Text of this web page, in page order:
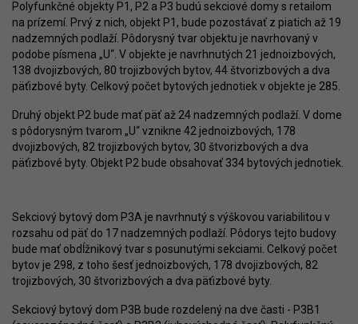
Polyfunkčné objekty P1, P2 a P3 budú sekciové domy s retailom
na prízemí. Prvý z nich, objekt P1, bude pozostávať z piatich až 19
nadzemných podlaží. Pôdorysný tvar objektu je navrhovaný v
podobe písmena „U“. V objekte je navrhnutých 21 jednoizbových,
138 dvojizbových, 80 trojizbových bytov, 44 štvorizbových a dva
päťizbové byty. Celkový počet bytových jednotiek v objekte je 285.
Druhý objekt P2 bude mať päť až 24 nadzemných podlaží. V dome
s pôdorysným tvarom „U“ vznikne 42 jednoizbových, 178
dvojizbových, 82 trojizbových bytov, 30 štvorizbových a dva
päťizbové byty. Objekt P2 bude obsahovať 334 bytových jednotiek.
Sekciový bytový dom P3A je navrhnutý s výškovou variabilitou v
rozsahu od päť do 17 nadzemných podlaží. Pôdorys tejto budovy
bude mať obdĺžnikový tvar s posunutými sekciami. Celkový počet
bytov je 298, z toho šesť jednoizbových, 178 dvojizbových, 82
trojizbových, 30 štvorizbových a dva päťizbové byty.
Sekciový bytový dom P3B bude rozdelený na dve časti - P3B1